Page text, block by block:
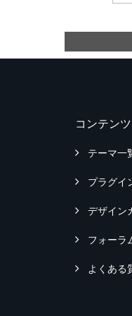
コンテンツ
テーマ一
プラグイ
デザイン
フォーラ
よくある